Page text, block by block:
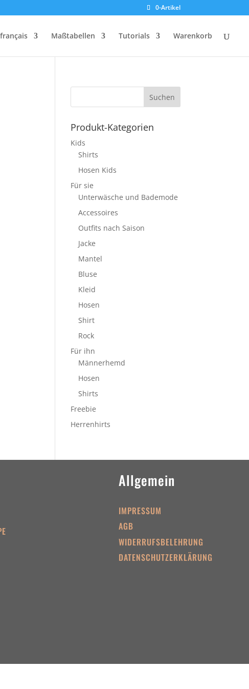
0-Artikel
Maßtabellen Tutorials Warenkorb
Produkt-Kategorien
Kids
Shirts
Hosen Kids
Für sie
Unterwäsche und Bademode
Accessoires
Outfits nach Saison
Jacke
Mantel
Bluse
Kleid
Hosen
Shirt
Rock
Für ihn
Männerhemd
Hosen
Shirts
Freebie
Herrenhirts
Allgemein
IMPRESSUM
AGB
WIDERRUFSBELEHRUNG
DATENSCHUTZERKLÄRUNG